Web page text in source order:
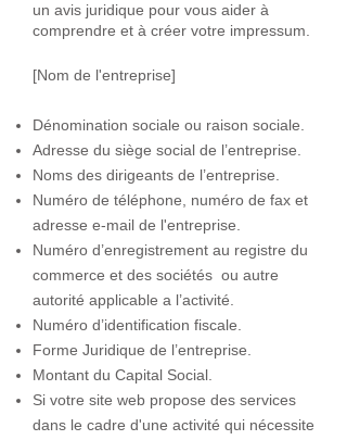
un avis juridique pour vous aider à
comprendre et à créer votre impressum.
[Nom de l'entreprise]
Dénomination sociale ou raison sociale.
Adresse du siège social de l’entreprise.
Noms des dirigeants de l’entreprise.
Numéro de téléphone, numéro de fax et
adresse e-mail de l'entreprise.
Numéro d’enregistrement au registre du
commerce et des sociétés ou autre
autorité applicable a l’activité.
Numéro d’identification fiscale.
Forme Juridique de l’entreprise.
Montant du Capital Social.
Si votre site web propose des services
dans le cadre d'une activité qui nécessite